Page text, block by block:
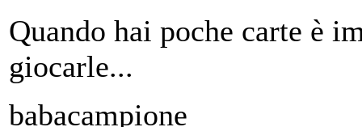
Quando hai poche carte è
giocarle...
babacampione